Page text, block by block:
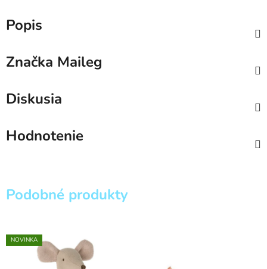
Popis
Značka Maileg
Diskusia
Hodnotenie
Podobné produkty
NOVINKA